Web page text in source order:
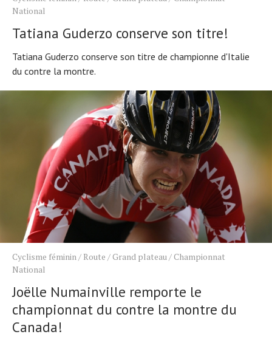
National
Tatiana Guderzo conserve son titre!
Tatiana Guderzo conserve son titre de championne d'Italie
du contre la montre.
Cyclisme féminin/ Route / Grand plateau/ Championnat
National
Joëlle Numainville remporte le
championnat du contre la montre du
Canada!